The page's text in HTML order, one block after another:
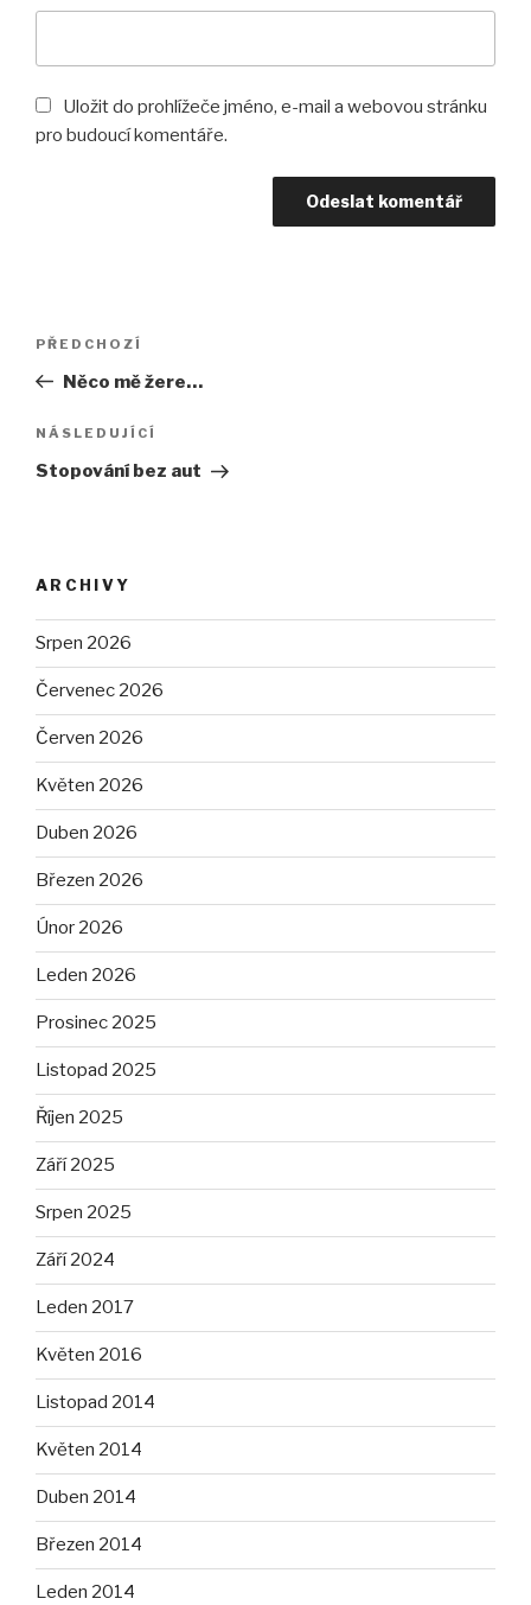
Uložit do prohlížeče jméno, e-mail a webovou stránku
pro budoucí komentáře.
Navigace
příspěvek
Předchozí
příspěvek
PŘEDCHOZÍ
Něco mě žere…
Následující
příspěvek
NÁSLEDUJÍCÍ
Stopování bez aut
ARCHIVY
Srpen 2026
Červenec 2026
Červen 2026
Květen 2026
Duben 2026
Březen 2026
Únor 2026
Leden 2026
Prosinec 2025
Listopad 2025
Říjen 2025
Září 2025
Srpen 2025
Září 2024
Leden 2017
Květen 2016
Listopad 2014
Květen 2014
Duben 2014
Březen 2014
Leden 2014